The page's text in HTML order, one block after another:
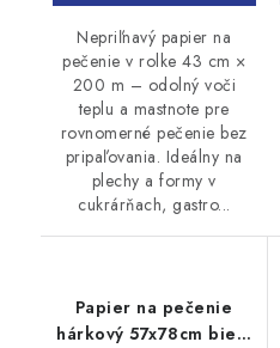
Nepriľnavý papier na
pečenie v rolke 43 cm ×
200 m – odolný voči
teplu a mastnote pre
rovnomerné pečenie bez
pripaľovania. Ideálny na
plechy a formy v
cukrárňach, gastro...
Papier na pečenie
hárkový 57x78cm biely